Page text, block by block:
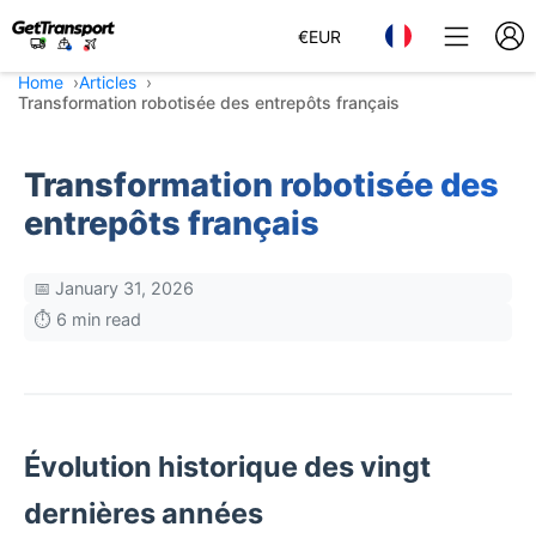
€EUR
Home
Articles
Transformation robotisée des entrepôts français
Transformation robotisée des
entrepôts français
📅 January 31, 2026
⏱️ 6 min read
Évolution historique des vingt
dernières années